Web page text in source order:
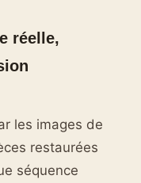
réelle,
les images de
restaurées
séquence